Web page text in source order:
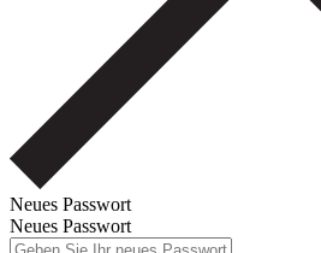
Neues Passwort
Neues Passwort